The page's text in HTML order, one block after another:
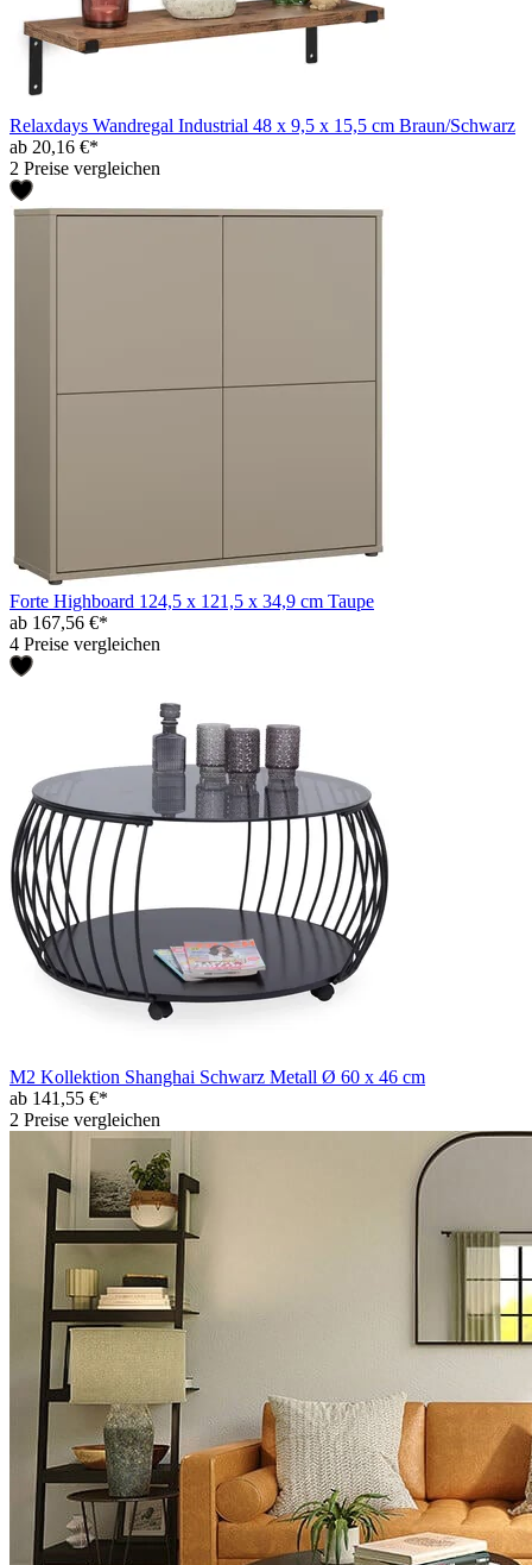
Relaxdays Wandregal Industrial 48 x 9,5 x 15,5 cm Braun/Schwarz
ab 20,16 €*
2 Preise vergleichen
Forte Highboard 124,5 x 121,5 x 34,9 cm Taupe
ab 167,56 €*
4 Preise vergleichen
M2 Kollektion Shanghai Schwarz Metall Ø 60 x 46 cm
ab 141,55 €*
2 Preise vergleichen